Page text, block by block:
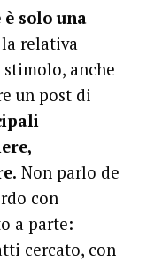
solo una
la relativa
anche
un post di
Non parlo de
con
a parte:
cercato, con